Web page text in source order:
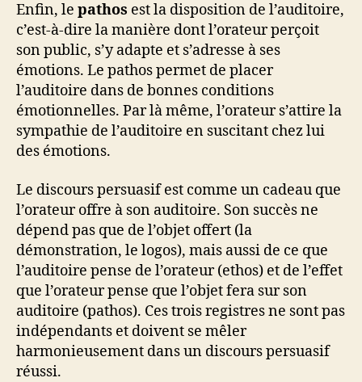
Enfin, le pathos est la disposition de l’auditoire,
c’est-à-dire la manière dont l’orateur perçoit
son public, s’y adapte et s’adresse à ses
émotions. Le pathos permet de placer
l’auditoire dans de bonnes conditions
émotionnelles. Par là même, l’orateur s’attire la
sympathie de l’auditoire en suscitant chez lui
des émotions.
Le discours persuasif est comme un cadeau que
l’orateur offre à son auditoire. Son succès ne
dépend pas que de l’objet offert (la
démonstration, le logos), mais aussi de ce que
l’auditoire pense de l’orateur (ethos) et de l’effet
que l’orateur pense que l’objet fera sur son
auditoire (pathos). Ces trois registres ne sont pas
indépendants et doivent se mêler
harmonieusement dans un discours persuasif
réussi.